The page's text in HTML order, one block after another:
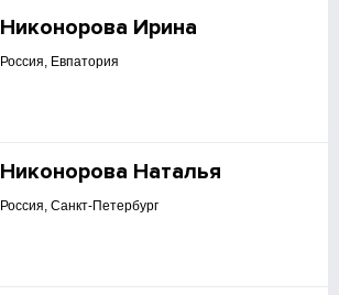
Никонорова Ирина
Россия, Евпатория
Никонорова Наталья
Россия, Санкт-Петербург